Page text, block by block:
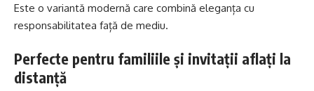
Este o variantă modernă care combină eleganța cu
responsabilitatea față de mediu.
Perfecte pentru familiile și invitații aflați la
distanță